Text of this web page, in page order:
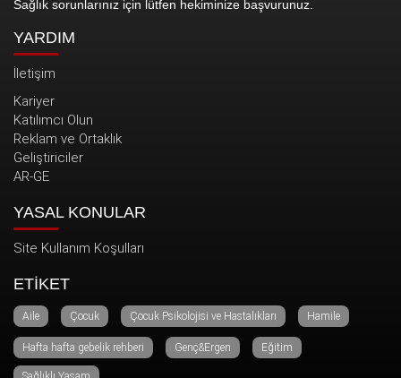
Sağlık sorunlarınız için lütfen hekiminize başvurunuz.
YARDIM
İletişim
Kariyer
Katılımcı Olun
Reklam ve Ortaklık
Geliştiriciler
AR-GE
YASAL KONULAR
Site Kullanım Koşulları
ETİKET
Aile Çocuk Çocuk Psikolojisi ve Hastalıkları Hamile
Hafta hafta gebelik rehberi Genç&Ergen Eğitim